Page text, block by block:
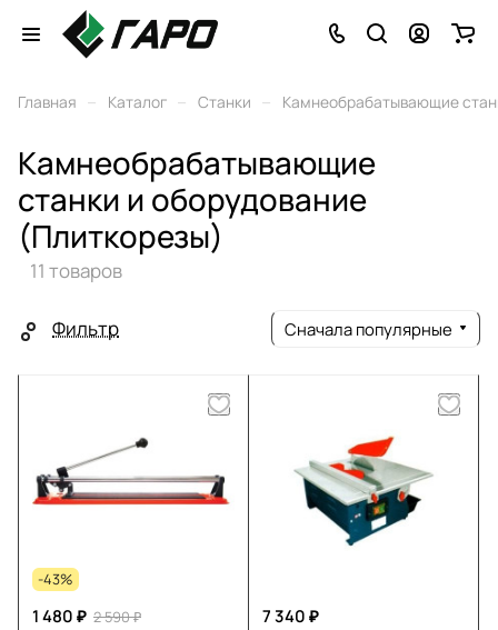
Главная – Каталог – Станки – Камнеобрабатывающие
Камнеобрабатывающие
станки и оборудование
(Плиткорезы)
11 товаров
Фильтр Сначала популярные
-43%
1 480 ₽ 2 590 ₽
7 340 ₽